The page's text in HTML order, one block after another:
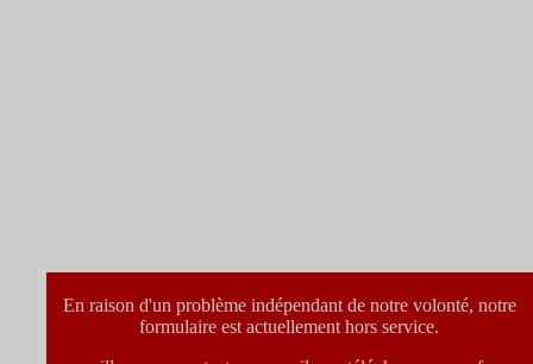
En raison d'un problème indépendant de notre volonté, notre
formulaire est actuellement hors service.